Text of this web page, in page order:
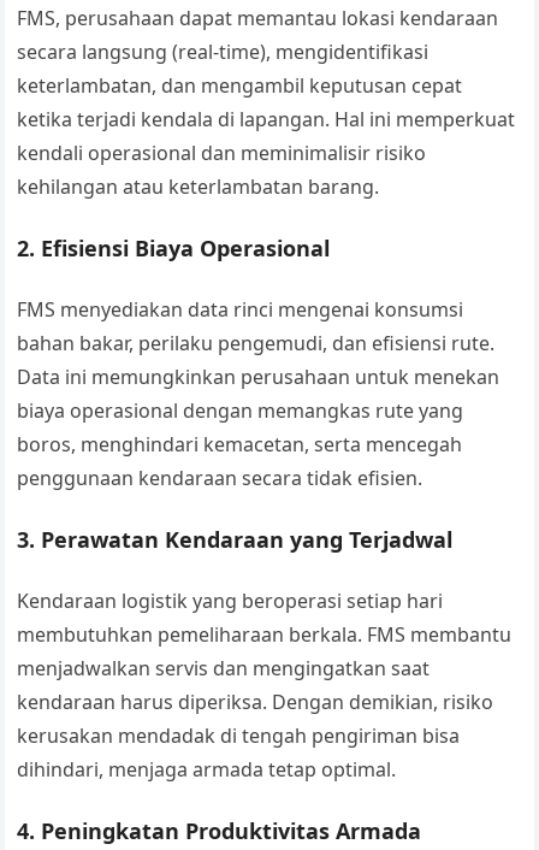
FMS, perusahaan dapat memantau lokasi kendaraan
secara langsung (real-time), mengidentifikasi
keterlambatan, dan mengambil keputusan cepat
ketika terjadi kendala di lapangan. Hal ini memperkuat
kendali operasional dan meminimalisir risiko
kehilangan atau keterlambatan barang.
2. Efisiensi Biaya Operasional
FMS menyediakan data rinci mengenai konsumsi
bahan bakar, perilaku pengemudi, dan efisiensi rute.
Data ini memungkinkan perusahaan untuk menekan
biaya operasional dengan memangkas rute yang
boros, menghindari kemacetan, serta mencegah
penggunaan kendaraan secara tidak efisien.
3. Perawatan Kendaraan yang Terjadwal
Kendaraan logistik yang beroperasi setiap hari
membutuhkan pemeliharaan berkala. FMS membantu
menjadwalkan servis dan mengingatkan saat
kendaraan harus diperiksa. Dengan demikian, risiko
kerusakan mendadak di tengah pengiriman bisa
dihindari, menjaga armada tetap optimal.
4. Peningkatan Produktivitas Armada